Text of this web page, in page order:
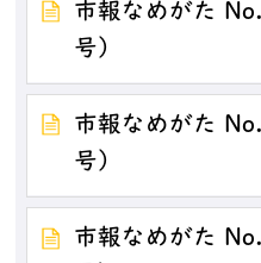
市報なめがた
号）
市報なめがた
号）
市報なめがた